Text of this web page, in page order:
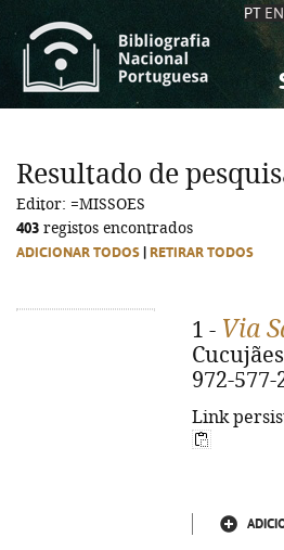
PT EN
Resultado de
Editor: =MISSOES
403 registos encontrados
ADICIONAR TODOS RETIRAR TODOS
1 - Via
972-577-
Link